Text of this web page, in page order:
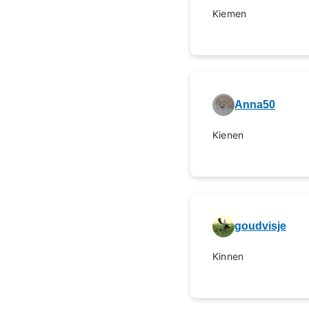
Kiemen
Anna50
Kienen
goudvisje
Kinnen